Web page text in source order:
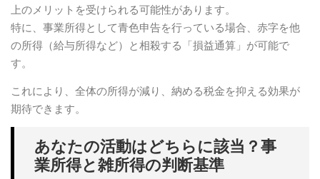
上のメリットを受けられる可能性があります。
特に、事業所得として青色申告を行っている場合、赤字を他
の所得（給与所得など）と相殺する「損益通算」が可能で
す。
これにより、全体の所得が減り、納める税金を抑える効果が
期待できます。
あなたの活動はどちらに該当？事
業所得と雑所得の判断基準